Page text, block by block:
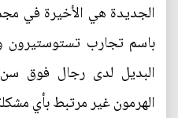
الجديدة هي الأخيرة في
باسم تجارب تستوستيرون
الهرمون غير مرتبط بأي